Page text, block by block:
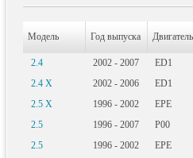
Модель Год выпуска Двигатель
2.4 2002 - 2007 ED1
2.4 X
2002 - 2006 ED1
2.5 X
1996 - 2002 EPE
2.5
1996 - 2007 P00
2.5
1996 - 2002 EPE